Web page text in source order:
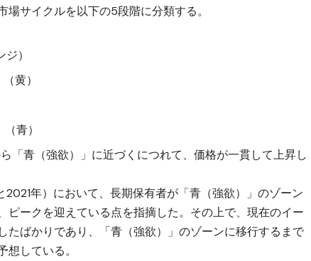
サイクルを以下の5段階に分類する。
）
黄）
青）
「青（強欲）」に近づくにつれて、価格が一貫して上昇し
年）において、長期保有者が「青（強欲）」のゾーン
ピークを迎えている点を指摘した。その上で、現在のイー
たばかりであり、「青（強欲）」のゾーンに移行するまで
している。